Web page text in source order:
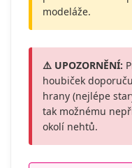
modeláže.
⚠️ UPOZORNĚNÍ:
houbiček
hrany (nejlépe
tak možnému
okolí nehtů.